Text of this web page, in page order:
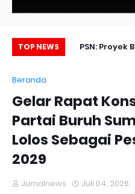
TOP NEWS
PSN:
Gelar Upacara
Prajurit
Beranda
Gelar Rapat
Partai Buruh
Lolos Sebagai
2029
Jurnalnews Juli 04, 2026